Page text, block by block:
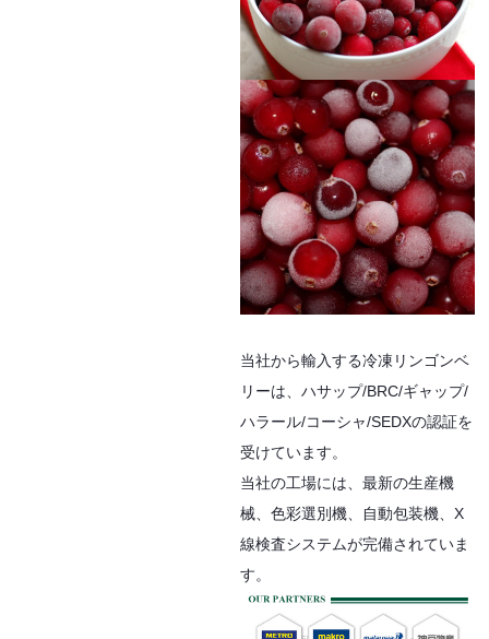
当社から輸入する冷凍リンゴンベ
リーは、ハサップ/BRC/ギャップ/
ハラール/コーシャ/SEDXの認証を
受けています。
当社の工場には、最新の生産機
械、色彩選別機、自動包装機、X
線検査システムが完備されていま
す。